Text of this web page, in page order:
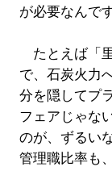
が必要なんです
たとえば「
で、石炭火力
分を隠してプ
フェアじゃな
のが、ずるい
管理職比率も